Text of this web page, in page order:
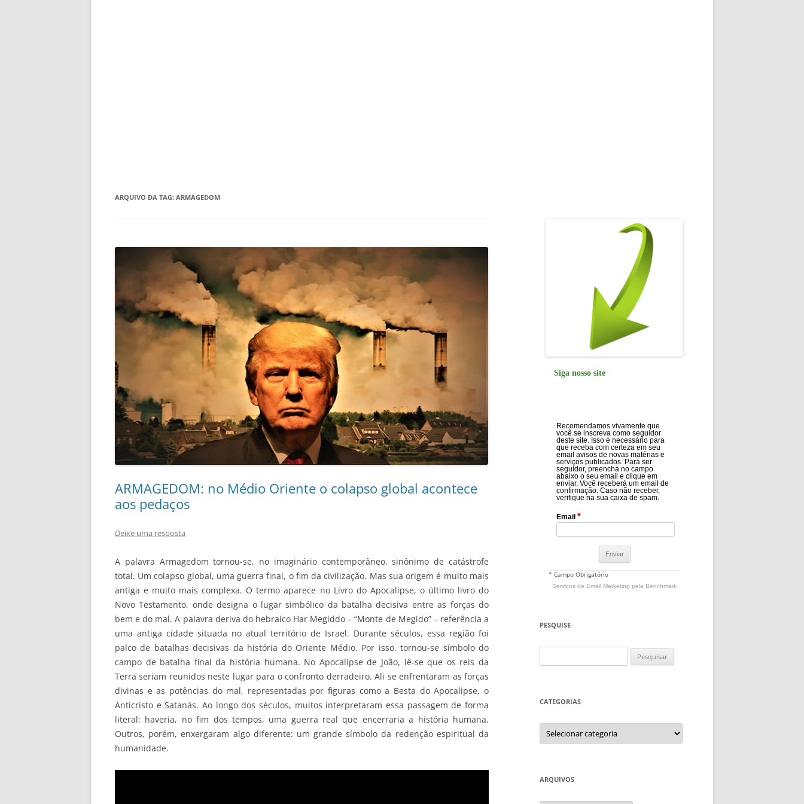
ARQUIVO DA TAG: ARMAGEDOM
ARMAGEDOM: no Médio Oriente o colapso global acontece
aos pedaços
Deixe uma resposta
A palavra Armagedom tornou-se, no imaginário contemporâneo, sinônimo de catástrofe
total. Um colapso global, uma guerra final, o fim da civilização. Mas sua origem é muito mais
antiga e muito mais complexa. O termo aparece no Livro do Apocalipse, o último livro do
Novo Testamento, onde designa o lugar simbólico da batalha decisiva entre as forças do
bem e do mal. A palavra deriva do hebraico Har Megiddo – “Monte de Megido” – referência a
uma antiga cidade situada no atual território de Israel. Durante séculos, essa região foi
palco de batalhas decisivas da história do Oriente Médio. Por isso, tornou-se símbolo do
campo de batalha final da história humana. No Apocalipse de João, lê-se que os reis da
Terra seriam reunidos neste lugar para o confronto derradeiro. Ali se enfrentaram as forças
divinas e as potências do mal, representadas por figuras como a Besta do Apocalipse, o
Anticristo e Satanás. Ao longo dos séculos, muitos interpretaram essa passagem de forma
literal: haveria, no fim dos tempos, uma guerra real que encerraria a história humana.
Outros, porém, enxergaram algo diferente: um grande símbolo da redenção espiritual da
humanidade.
Siga nosso site
Recomendamos vivamente que
você se inscreva como seguidor
deste site. Isso é necessário para
que receba com certeza em seu
email avisos de novas matérias e
serviços publicados. Para ser
seguidor, preencha no campo
abaixo o seu email e clique em
enviar. Você receberá um email de
confirmação. Caso não receber,
verifique na sua caixa de spam.
Email *
* Campo Obrigatório
Serviços de Email Marketing pela Benchmark
PESQUISE
por:
CATEGORIAS
Categorias
ARQUIVOS